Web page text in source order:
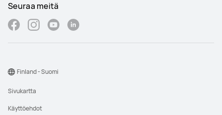
Seuraa meitä
Sivukartta
Käyttöehdot
Finland - Suomi